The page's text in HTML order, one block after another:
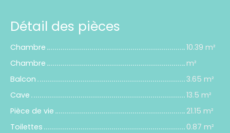
Détail des pièces
Chambre
10.39 m²
Chambre
m²
Balcon
3.65 m²
Cave
13.5 m²
Pièce de vie
21.15 m²
Toilettes
0.87 m²